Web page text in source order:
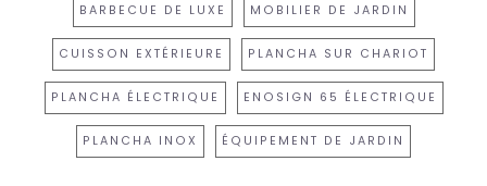
BARBECUE DE LUXE MOBILIER DE JARDIN
CUISSON EXTÉRIEURE PLANCHA SUR CHARIOT
PLANCHA ÉLECTRIQUE ENOSIGN 65 ÉLECTRIQUE
PLANCHA INOX ÉQUIPEMENT DE JARDIN